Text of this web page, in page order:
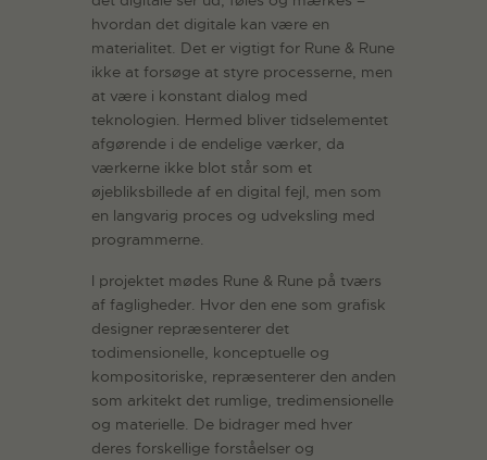
hvordan det digitale kan være en
materialitet. Det er vigtigt for Rune & Rune
ikke at forsøge at styre processerne, men
at være i konstant dialog med
teknologien. Hermed bliver tidselementet
afgørende i de endelige værker, da
værkerne ikke blot står som et
øjebliksbillede af en digital fejl, men som
en langvarig proces og udveksling med
programmerne.
I projektet mødes Rune & Rune på tværs
af fagligheder. Hvor den ene som grafisk
designer repræsenterer det
todimensionelle, konceptuelle og
kompositoriske, repræsenterer den anden
som arkitekt det rumlige, tredimensionelle
og materielle. De bidrager med hver
deres forskellige forståelser og